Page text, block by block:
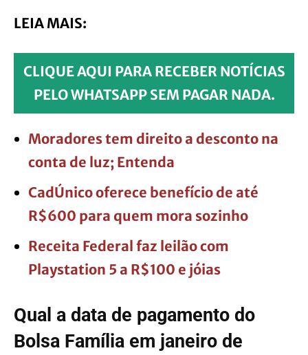
LEIA MAIS:
CLIQUE AQUI PARA RECEBER NOTÍCIAS
PELO WHATSAPP SEM PAGAR NADA.
Moradores tem direito a desconto na
conta de luz; Entenda
CadÚnico oferece benefício de até
R$600 para quem mora sozinho
Receita Federal faz leilão com
Playstation 5 a R$100 e jóias
Qual a data de pagamento do
Bolsa Família em janeiro de